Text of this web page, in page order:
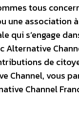
tous
une association
qui s’engage
de
Channel, vous
Channel